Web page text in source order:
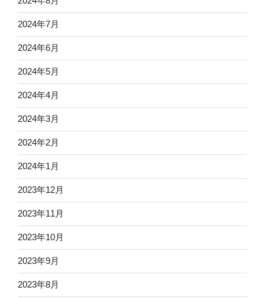
2024年7月
2024年6月
2024年5月
2024年4月
2024年3月
2024年2月
2024年1月
2023年12月
2023年11月
2023年10月
2023年9月
2023年8月